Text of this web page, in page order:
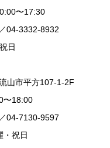
〜17:30
04-3332-8932
日
山市平方107-1-2F
〜18:00
04-7130-9597
・祝日